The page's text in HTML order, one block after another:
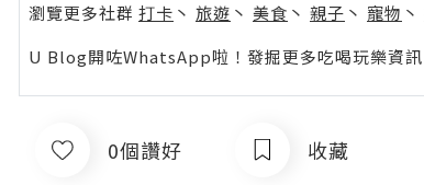
瀏覽更多社群 打卡 丶 旅遊 丶 美食 丶 親子 丶 寵物 丶
U Blog開咗WhatsApp啦！發掘更多吃喝玩樂資訊
0個讚好 收藏